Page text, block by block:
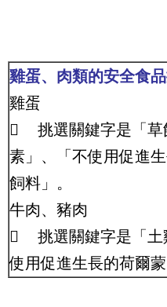
雞蛋、肉類的安全食品
雞蛋

挑選關鍵字是「
素」、「不使用促進
飼料」。
牛肉、豬肉

挑選關鍵字是「
使用促進生長的荷爾